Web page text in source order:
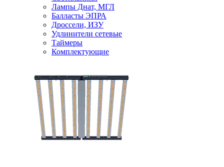
Лампы Днат, МГЛ
Балласты ЭПРА
Дроссели, ИЗУ
Удлинители сетевые
Таймеры
Комплектующие